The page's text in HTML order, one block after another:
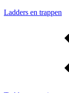
Ladders en trappen